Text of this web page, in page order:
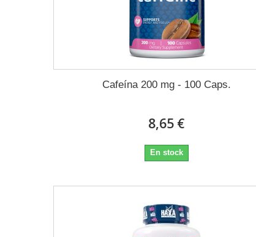
Cafeína 200 mg - 100 Caps.
8,65 €
En stock